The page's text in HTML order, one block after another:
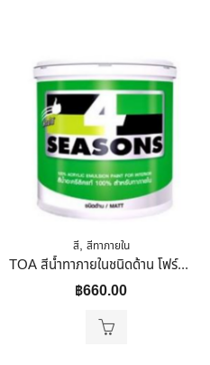
สี, สีทาภายใน
TOA สีน้ำทาภายในชนิดด้าน โฟร์ซีซั่น 0.9 ลิตร
฿660.00